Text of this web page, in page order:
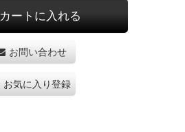
カートに入れる
お問い合わせ
お気に入り登録